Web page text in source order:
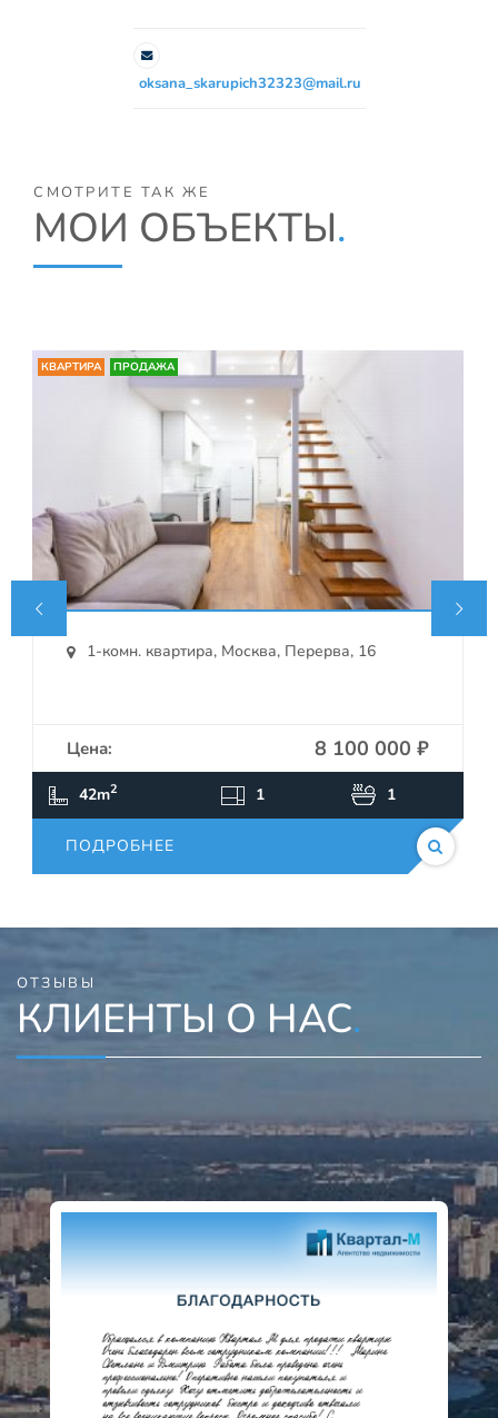
oksana_skarupich32323@mail.ru
СМОТРИТЕ ТАК ЖЕ
МОИ ОБЪЕКТЫ.


КВАРТИРА ПРОДАЖА
1-комн. квартира, Москва, Перерва, 16
Цена: 8 100 000 ₽
42m2 1 1
ПОДРОБНЕЕ
ПОДРОБНЕЕ
ОТЗЫВЫ
КЛИЕНТЫ О НАС.